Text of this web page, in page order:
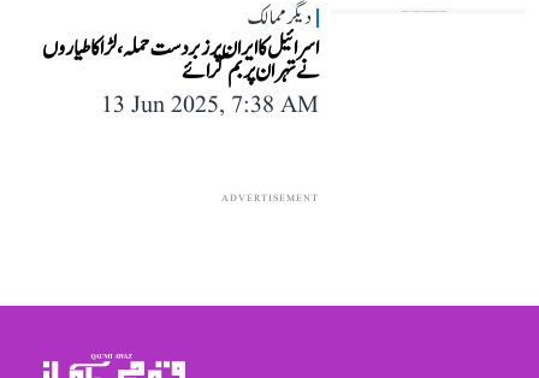
دیگر ممالک
اسرائیل کا ایران پرزبردست حملہ، لڑاکا طیاروں
نے تہران پر بم گرائے
13 Jun 2025, 7:38 AM
ADVERTISEMENT